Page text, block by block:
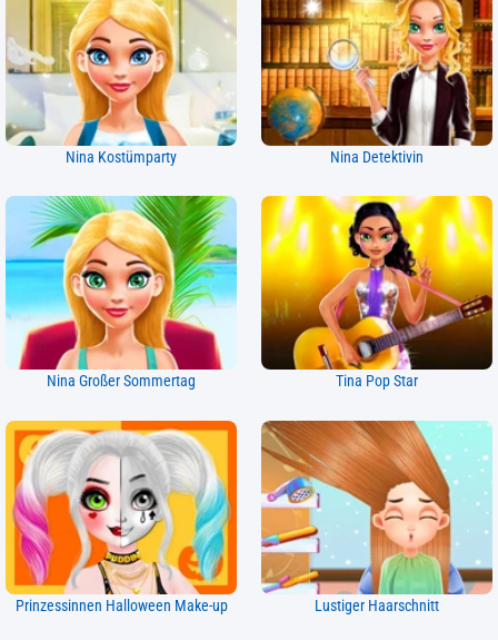
Nina Kostümparty Nina Detektivin
Nina Großer Sommertag Tina Pop Star
Prinzessinnen Halloween Make-up Lustiger Haarschnitt